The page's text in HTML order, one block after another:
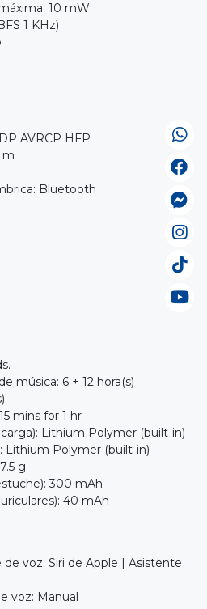
10 mW
1 KHz)
AVRCP HFP
m
Bluetooth
música: 6 + 12 hora(s)
mins for 1 hr
Lithium Polymer (built-in)
Lithium Polymer (built-in)
g
300 mAh
40 mAh
voz: Siri de Apple | Asistente
voz: Manual